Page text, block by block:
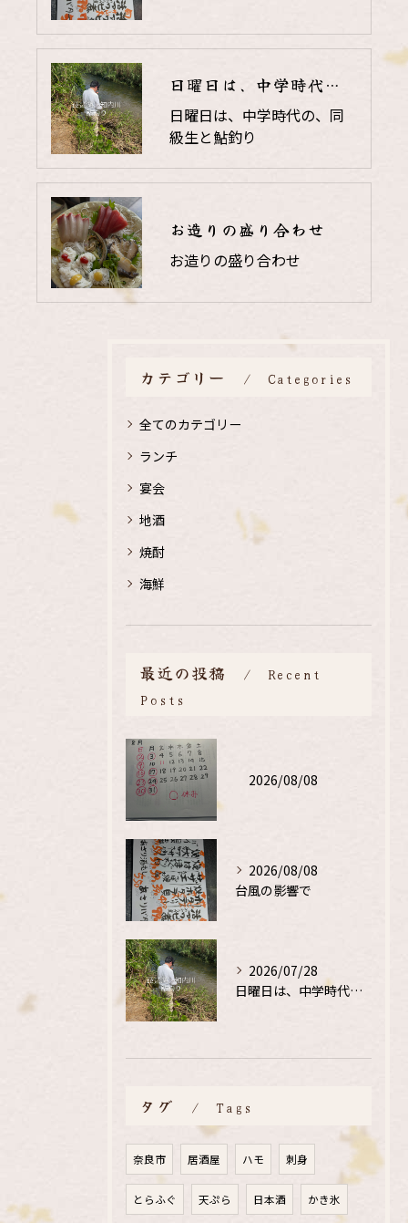
日曜日は、中学時代の、同級生と鮎釣り
日曜日は、中学時代の、同
級生と鮎釣り
お造りの盛り合わせ
お造りの盛り合わせ
カテゴリー Categories
全てのカテゴリー
ランチ
宴会
地酒
焼酎
海鮮
最近の投稿
Recent
Posts
2026/08/08
2026/08/08
台風の影響で
2026/07/28
日曜日は、中学時代の、同級生と鮎釣り
タグ Tags
奈良市 居酒屋 ハモ 刺身
とらふぐ 天ぷら 日本酒 かき氷